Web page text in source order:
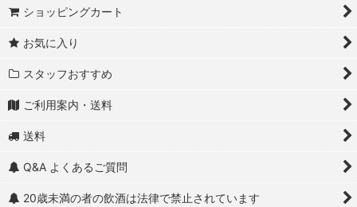
ショッピングカート
お気に入り
スタッフおすすめ
ご利用案内・送料
送料
Q&A よくあるご質問
20歳未満の者の飲酒は法律で禁止されています